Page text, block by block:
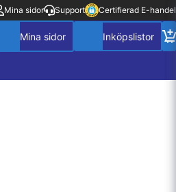
Mina sidor Support Certifierad E-handel